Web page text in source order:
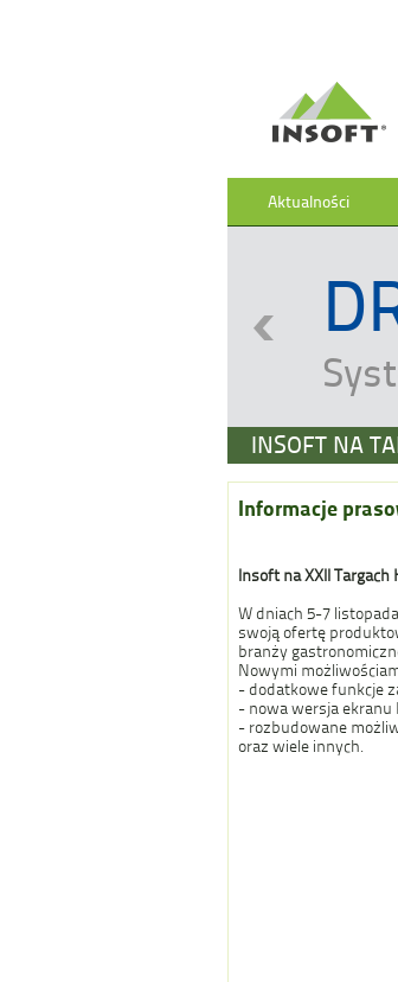
Aktualności
INSOFT NA
Informacje
Insoft na XXII
W dniach 5-7
swoją ofertę
branży
Nowymi
- dodatkowe funkcje
- nowa wersja ekranu
- rozbudowane
oraz wiele innych.